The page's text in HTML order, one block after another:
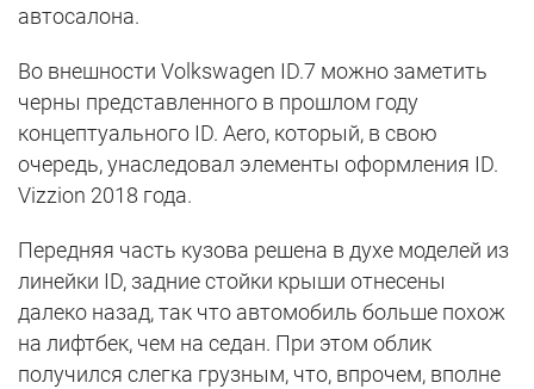
автосалона.
Во внешности Volkswagen ID.7 можно заметить
черны представленного в прошлом году
концептуального ID. Aero, который, в свою
очередь, унаследовал элементы оформления ID.
Vizzion 2018 года.
Передняя часть кузова решена в духе моделей из
линейки ID, задние стойки крыши отнесены
далеко назад, так что автомобиль больше похож
на лифтбек, чем на седан. При этом облик
получился слегка грузным, что, впрочем, вполне